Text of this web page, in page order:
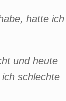
hatte ich
und heute
schlechte